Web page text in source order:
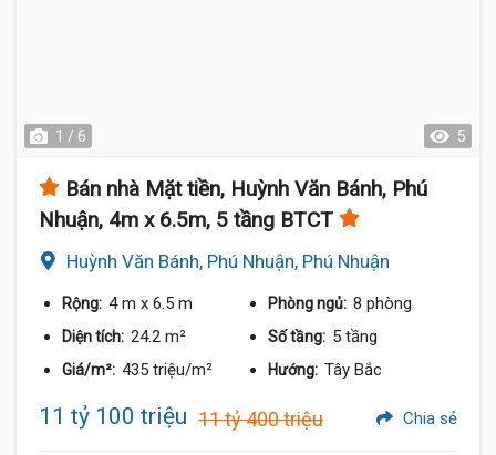
1 / 6 5
Bán nhà Mặt tiền, Huỳnh Văn Bánh, Phú
Nhuận, 4m x 6.5m, 5 tầng BTCT
Huỳnh Văn Bánh, Phú Nhuận, Phú Nhuận
Rộng: 4 m x 6.5 m Phòng ngủ: 8 phòng
Diện tích: 24.2 m² Số tầng: 5 tầng
Giá/m²: 435 triệu/m² Hướng: Tây Bắc
11 tỷ 100 triệu 11 tỷ 400 triệu Chia sẻ